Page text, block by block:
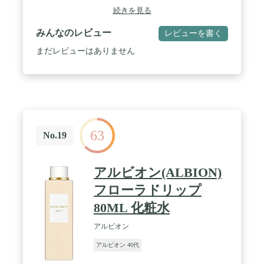
続きを見る
みんなのレビュー レビューを書く
まだレビューはありません
No.19 63
アルビオン(ALBION)
フローラドリップ
80ML 化粧水
アルビオン
アルビオン 40代